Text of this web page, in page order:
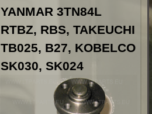
YANMAR 3TN84L
RTBZ, RBS, TAKEUCHI
TB025, B27, KOBELCO
SK030, SK024